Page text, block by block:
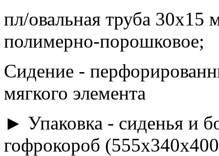
пл/овальная труба 30х15
полимерно-порошковое;
Сидение -
мягкого элемента
► Упаковка - сиденья и
гофрокороб